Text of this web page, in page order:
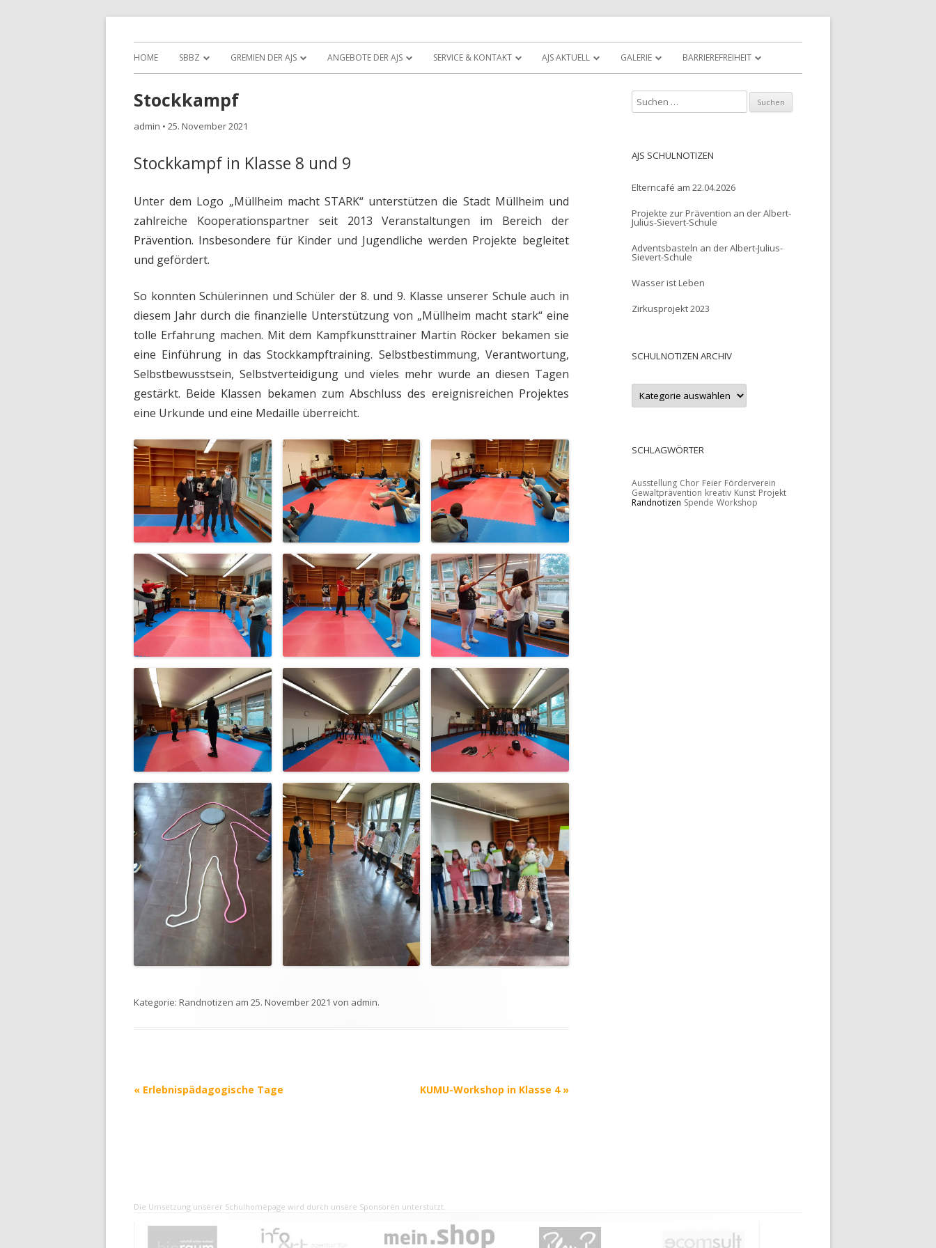
Albert-Julius-Sievert-Schule Zum
Inhalt
HOME SBBZ GREMIEN DER AJS ANGEBOTE DER AJS SERVICE & KONTAKT AJS AKTUELL GALERIE BARRIEREFREIHEIT
Stockkampf
admin • 25. November 2021
Stockkampf in Klasse 8 und 9
Unter dem Logo „Müllheim macht STARK“ unterstützen die Stadt Müllheim und
zahlreiche Kooperationspartner seit 2013 Veranstaltungen im Bereich der
Prävention. Insbesondere für Kinder und Jugendliche werden Projekte begleitet
und gefördert.
So konnten Schülerinnen und Schüler der 8. und 9. Klasse unserer Schule auch in
diesem Jahr durch die finanzielle Unterstützung von „Müllheim macht stark“ eine
tolle Erfahrung machen. Mit dem Kampfkunsttrainer Martin Röcker bekamen sie
eine Einführung in das Stockkampftraining. Selbstbestimmung, Verantwortung,
Selbstbewusstsein, Selbstverteidigung und vieles mehr wurde an diesen Tagen
gestärkt. Beide Klassen bekamen zum Abschluss des ereignisreichen Projektes
eine Urkunde und eine Medaille überreicht.
Kategorie: Randnotizen am 25. November 2021 von admin.
Beitrags-
« Erlebnispädagogische Tage KUMU-Workshop in Klasse 4 »
u
e
n
a
c
h
AJS SCHULNOTIZEN
Elterncafé am 22.04.2026
Projekte zur Prävention an der Albert-
Julius-Sievert-Schule
Adventsbasteln an der Albert-Julius-
Sievert-Schule
Wasser ist Leben
Zirkusprojekt 2023
SCHULNOTIZEN ARCHIV
S
h
o
t
e
n
A
SCHLAGWÖRTER
Ausstellung Chor Feier Förderverein
Gewaltprävention kreativ Kunst Projekt
Randnotizen Spende Workshop
Die Umsetzung unserer Schulhomepage wird durch unsere Sponsoren unterstützt.